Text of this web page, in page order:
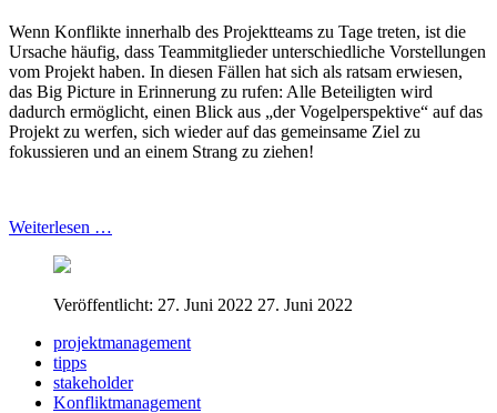
Wenn Konflikte innerhalb des Projektteams zu Tage treten, ist die
Ursache häufig, dass Teammitglieder unterschiedliche Vorstellungen
vom Projekt haben. In diesen Fällen hat sich als ratsam erwiesen,
das Big Picture in Erinnerung zu rufen: Alle Beteiligten wird
dadurch ermöglicht, einen Blick aus „der Vogelperspektive“ auf das
Projekt zu werfen, sich wieder auf das gemeinsame Ziel zu
fokussieren und an einem Strang zu ziehen!
Weiterlesen …
Veröffentlicht: 27. Juni 2022 27. Juni 2022
projektmanagement
tipps
stakeholder
Konfliktmanagement